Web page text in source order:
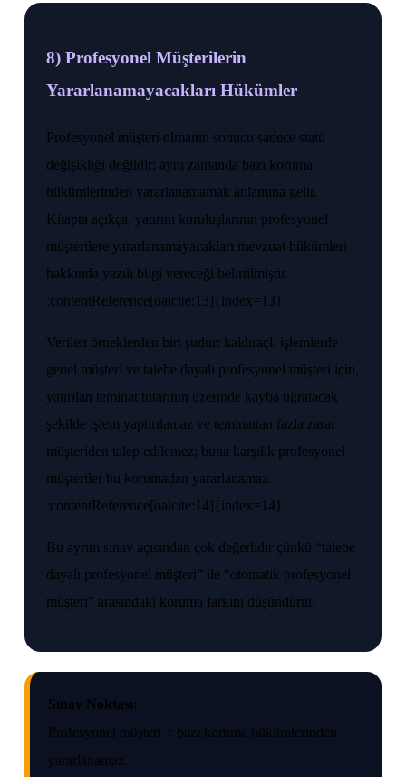
8) Profesyonel Müşterilerin
Yararlanamayacakları Hükümler
Profesyonel müşteri olmanın sonucu sadece statü
değişikliği değildir; aynı zamanda bazı koruma
hükümlerinden yararlanamamak anlamına gelir.
Kitapta açıkça, yatırım kuruluşlarının profesyonel
müşterilere yararlanamayacakları mevzuat hükümleri
hakkında yazılı bilgi vereceği belirtilmiştir.
:contentReference[oaicite:13]{index=13}
Verilen örneklerden biri şudur: kaldıraçlı işlemlerde
genel müşteri ve talebe dayalı profesyonel müşteri için,
yatırılan teminat tutarının üzerinde kayba uğratacak
şekilde işlem yaptırılamaz ve teminattan fazla zarar
müşteriden talep edilemez; buna karşılık profesyonel
müşteriler bu korumadan yararlanamaz.
:contentReference[oaicite:14]{index=14}
Bu ayrım sınav açısından çok değerlidir çünkü “talebe
dayalı profesyonel müşteri” ile “otomatik profesyonel
müşteri” arasındaki koruma farkını düşündürür.
Sınav Noktası:
Profesyonel müşteri = bazı koruma hükümlerinden
yararlanamaz.